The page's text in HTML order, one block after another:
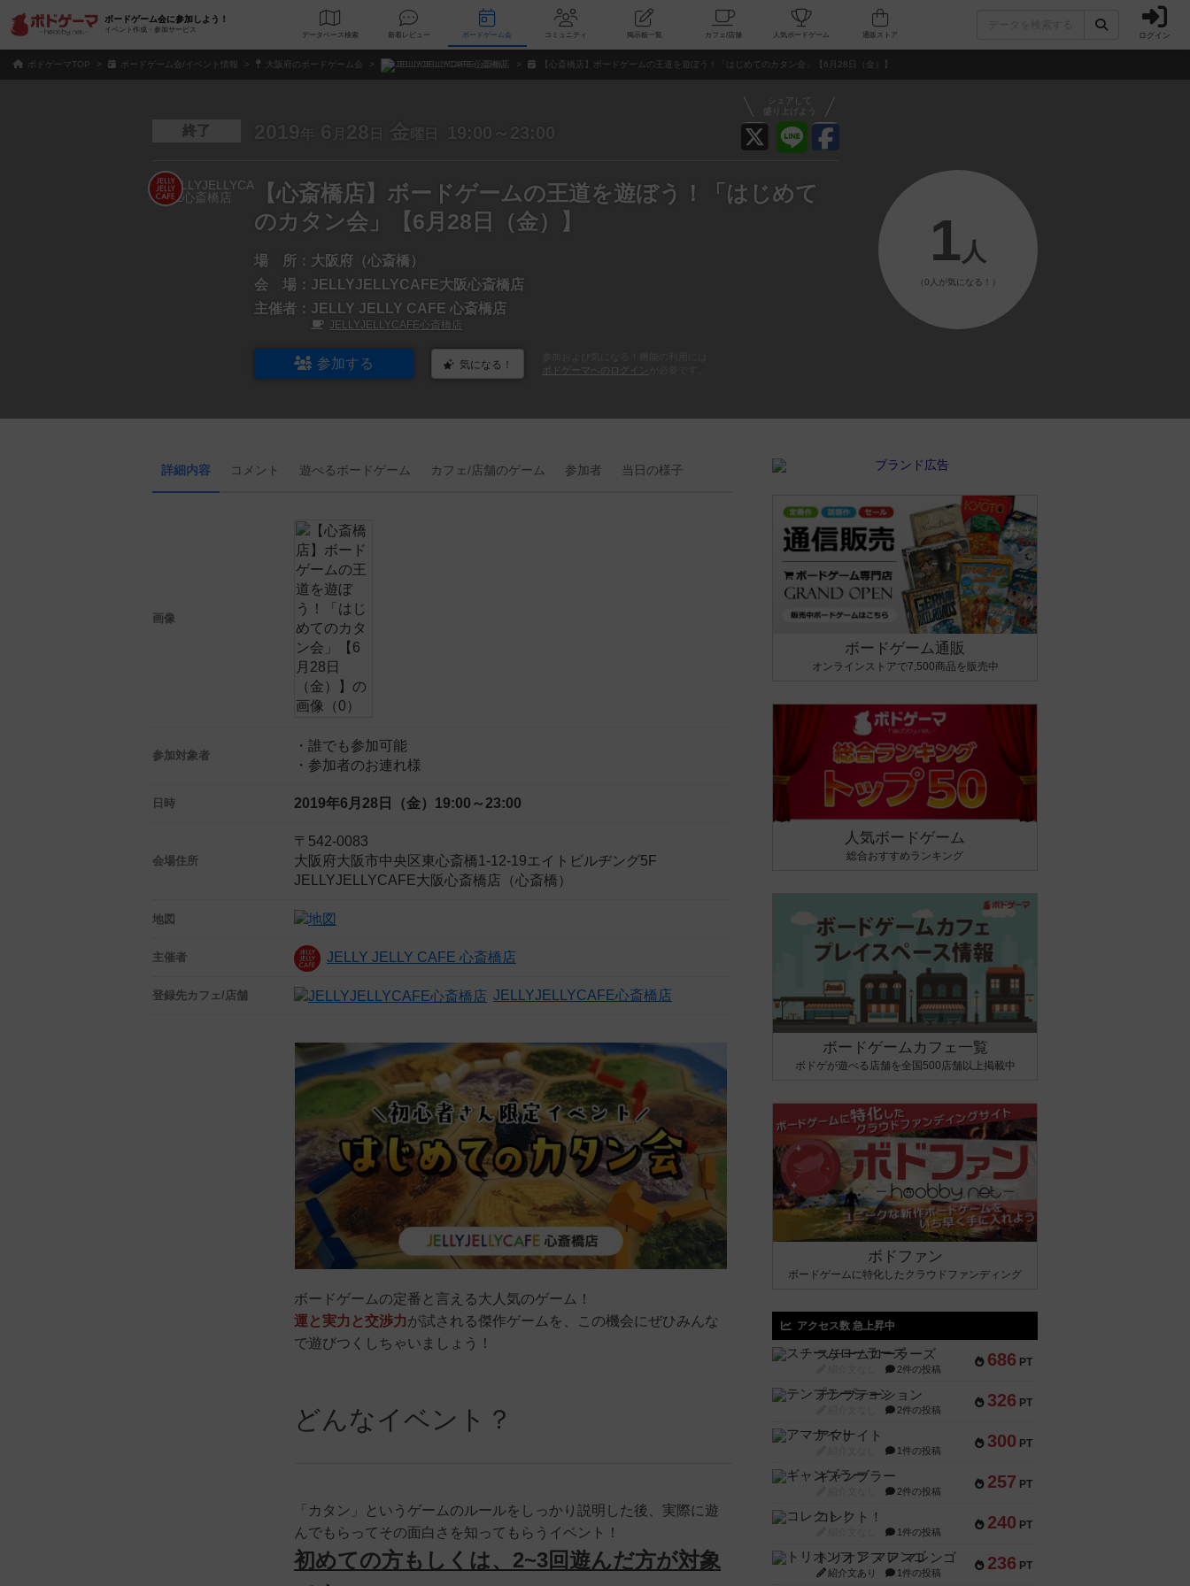
ボードゲーム会に参加しよう！
イベント作成・参加サービス
データベース 検索 新着レビュー ボードゲーム会 コミュニティ 掲示板一覧 カフェ/店舗 人気ボードゲーム ログイン
ボドゲーマTOP ボードゲーム会/イベント情報 大阪府のボードゲーム会 JELLYJELLYCAFE心斎橋店 【心斎橋店】ボードゲームの王道を遊ぼう！「はじめてのカタン会」【6月28日（金）】
シェアして
盛り上げよう
終了 2019 年 6 月 28 日 金 曜日 19:00～23:00
【心斎橋店】ボードゲームの王道を遊ぼう！「はじめて
のカタン会」【6月28日（金）】
場 所： 大阪府（心斎橋）
会 場： JELLYJELLYCAFE大阪心斎橋店
主催者： JELLY JELLY CAFE 心斎橋店
JELLYJELLYCAFE心斎橋店
参加する 気になる！
ボドゲーマへのログイン
1 人
（0人が気になる！）
詳細内容 コメント 遊べるボードゲーム カフェ/店舗のゲーム 参加者 当日の様子
画像
参加対象者
・誰でも参加可能
・参加者のお連れ様
日時 2019年6月28日（金） 19:00～23:00
会場住所
〒542-0083
大阪府大阪市中央区東心斎橋1-12-19エイトビルヂング5F
JELLYJELLYCAFE大阪心斎橋店（心斎橋）
地図
主催者 JELLY JELLY CAFE 心斎橋店
登録先カフェ/店舗 JELLYJELLYCAFE心斎橋店
ボードゲームの定番と言える大人気のゲーム！
運と実力と交渉力が試される傑作ゲームを、この機会にぜひみんな
で遊びつくしちゃいましょう！
どんなイベント？
「カタン」というゲームのルールをしっかり説明した後、実際に遊
んでもらってその面白さを知ってもらうイベント！
初めての方もしくは、2~3回遊んだ方が対象
ボードゲーム通販
オンラインストアで7,500商品を販売中
人気ボードゲーム
総合おすすめランキング
ボードゲームカフェ一覧
ボドゲが遊べる店舗を全国500店舗以上掲載中
ボドファン
ボードゲームに特化したクラウドファンディング
アクセス数 急上昇中
686 PT
スチームローラーズ
2件の投稿
326 PT
テンプテーション
2件の投稿
300 PT
アマナイト
1件の投稿
257 PT
ギャンブラー
2件の投稿
240 PT
コレクト！
1件の投稿
236 PT
トリオンフ ア マレンゴ
紹介文あり 1件の投稿